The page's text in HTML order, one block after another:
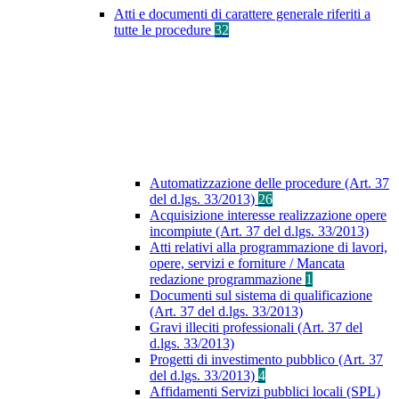
Atti e documenti di carattere generale riferiti a
tutte le procedure 32
Automatizzazione delle procedure (Art. 37
del d.lgs. 33/2013) 26
Acquisizione interesse realizzazione opere
incompiute (Art. 37 del d.lgs. 33/2013)
Atti relativi alla programmazione di lavori,
opere, servizi e forniture / Mancata
redazione programmazione 1
Documenti sul sistema di qualificazione
(Art. 37 del d.lgs. 33/2013)
Gravi illeciti professionali (Art. 37 del
d.lgs. 33/2013)
Progetti di investimento pubblico (Art. 37
del d.lgs. 33/2013) 4
Affidamenti Servizi pubblici locali (SPL)